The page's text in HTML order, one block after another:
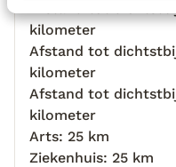
kilometer
Afstand tot
kilometer
Afstand tot
kilometer
Arts: 25 km
Ziekenhuis: 25 km